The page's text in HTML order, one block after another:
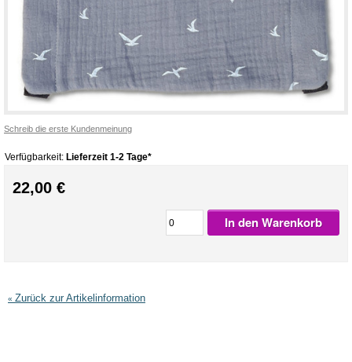
Schreib die erste Kundenmeinung
Verfügbarkeit: Lieferzeit 1-2 Tage*
22,00 €
In den Warenkorb
« Zurück zur Artikelinformation